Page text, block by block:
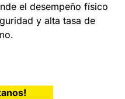
el desempeño físico
y alta tasa de